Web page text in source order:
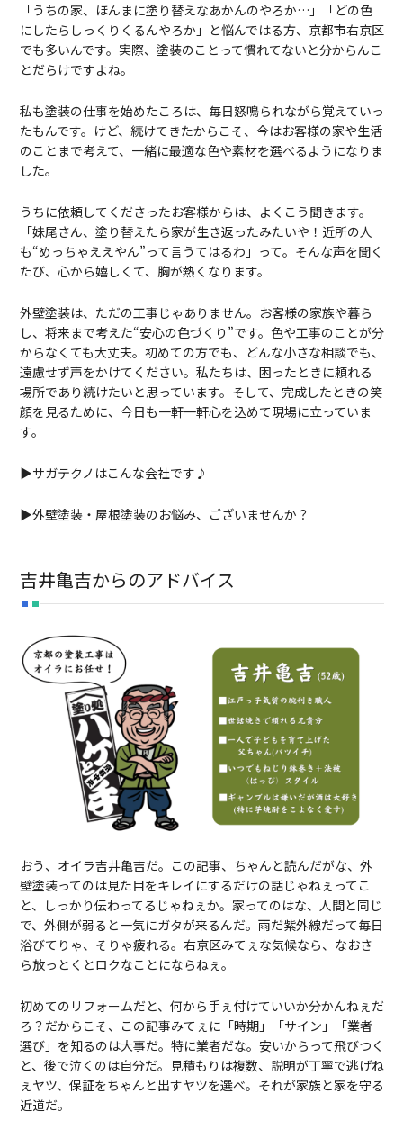
「うちの家、ほんまに塗り替えなあかんのやろか…」「どの色
にしたらしっくりくるんやろか」と悩んではる方、京都市右京区
でも多いんです。実際、塗装のことって慣れてないと分からんこ
とだらけですよね。
私も塗装の仕事を始めたころは、毎日怒鳴られながら覚えていっ
たもんです。けど、続けてきたからこそ、今はお客様の家や生活
のことまで考えて、一緒に最適な色や素材を選べるようになりま
した。
うちに依頼してくださったお客様からは、よくこう聞きます。
「妹尾さん、塗り替えたら家が生き返ったみたいや！近所の人
も“めっちゃええやん”って言うてはるわ」って。そんな声を聞く
たび、心から嬉しくて、胸が熱くなります。
外壁塗装は、ただの工事じゃありません。お客様の家族や暮ら
し、将来まで考えた“安心の色づくり”です。色や工事のことが分
からなくても大丈夫。初めての方でも、どんな小さな相談でも、
遠慮せず声をかけてください。私たちは、困ったときに頼れる
場所であり続けたいと思っています。そして、完成したときの笑
顔を見るために、今日も一軒一軒心を込めて現場に立っていま
す。
▶サガテクノはこんな会社です♪
▶外壁塗装・屋根塗装のお悩み、ございませんか？
吉井亀吉からのアドバイス
おう、オイラ吉井亀吉だ。この記事、ちゃんと読んだがな、外
壁塗装ってのは見た目をキレイにするだけの話じゃねぇってこ
と、しっかり伝わってるじゃねぇか。家ってのはな、人間と同じ
で、外側が弱ると一気にガタが来るんだ。雨だ紫外線だって毎日
浴びてりゃ、そりゃ疲れる。右京区みてぇな気候なら、なおさ
ら放っとくとロクなことにならねぇ。
初めてのリフォームだと、何から手ぇ付けていいか分かんねぇだ
ろ？だからこそ、この記事みてぇに「時期」「サイン」「業者
選び」を知るのは大事だ。特に業者だな。安いからって飛びつく
と、後で泣くのは自分だ。見積もりは複数、説明が丁寧で逃げね
ぇヤツ、保証をちゃんと出すヤツを選べ。それが家族と家を守る
近道だ。